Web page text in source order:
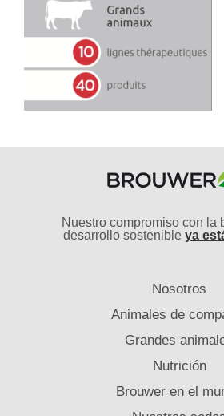
Nuestro compromiso con la
desarrollo sostenible ya
Nosotros
Animales de
Grandes
Nutrición
Brouwer en el